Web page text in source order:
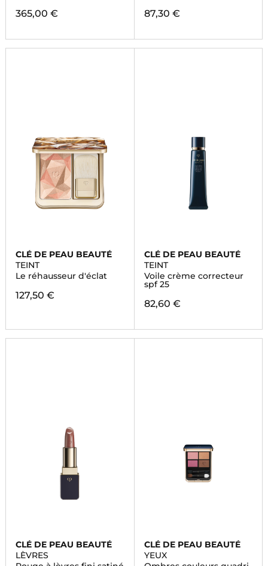
365,00 € 87,30 €
CLÉ DE PEAU BEAUTÉ
TEINT
Le réhausseur d'éclat
127,50 €
CLÉ DE PEAU BEAUTÉ
TEINT
Voile crème correcteur
spf 25
82,60 €
CLÉ DE PEAU BEAUTÉ
LÈVRES
CLÉ DE PEAU BEAUTÉ
YEUX